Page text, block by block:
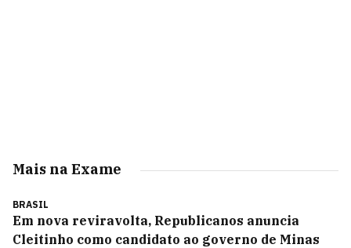
Mais na Exame
BRASIL
Em nova reviravolta, Republicanos anuncia
Cleitinho como candidato ao governo de Minas